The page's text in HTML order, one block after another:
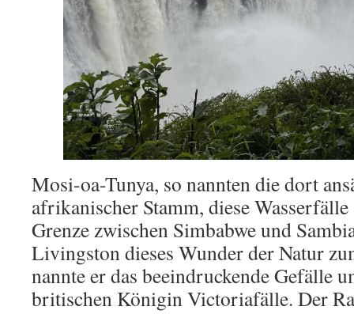
Mosi-oa-Tunya, so nannten die dort
afrikanischer Stamm, diese
Grenze zwischen Simbabwe und
Livingston dieses Wunder der Natur
nannte er das beeindruckende Gefälle
britischen Königin Victoriafälle. Der